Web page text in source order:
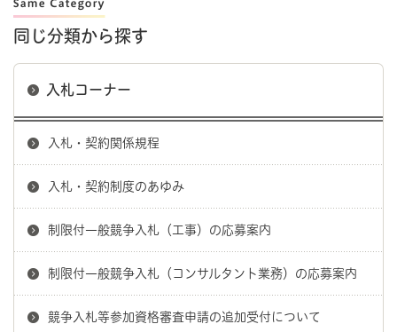
同じ分類から探す
入札コーナー
入札・契約関係規程
入札・契約制度のあゆみ
制限付一般競争入札（工事）の応募案内
制限付一般競争入札（コンサルタント業務）の応募案内
競争入札等参加資格審査申請の追加受付について